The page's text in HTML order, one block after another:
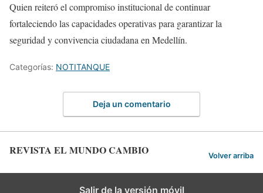
Quien reiteró el compromiso institucional de continuar
fortaleciendo las capacidades operativas para garantizar la
seguridad y convivencia ciudadana en Medellín.
Categorías: NOTITANQUE
Deja un comentario
REVISTA EL MUNDO CAMBIO Volver arriba
Salir de la versión móvil